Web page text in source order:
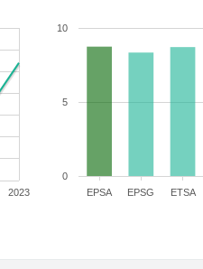
2023 EPSA EPSG ETSA
0
5
10